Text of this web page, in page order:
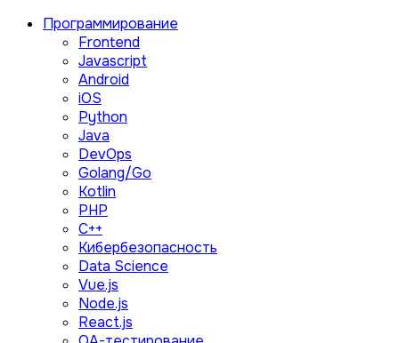
Программирование
Frontend
Javascript
Android
iOS
Python
Java
DevOps
Golang/Go
Kotlin
PHP
C++
Кибербезопасность
Data Science
Vue.js
Node.js
React.js